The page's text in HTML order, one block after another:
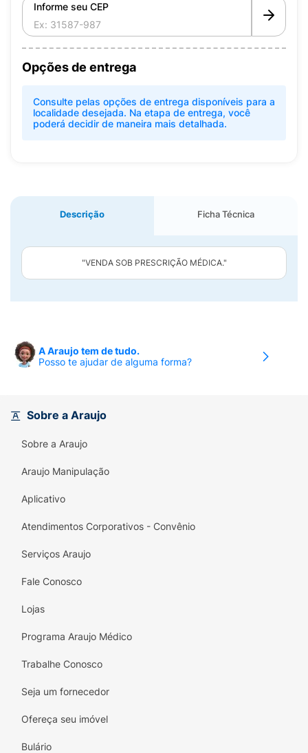
Informe seu CEP
Opções de entrega
Consulte pelas opções de entrega disponíveis para a
localidade desejada. Na etapa de entrega, você
poderá decidir de maneira mais detalhada.
Descrição Ficha Técnica
"VENDA SOB PRESCRIÇÃO MÉDICA."
A Araujo tem de tudo.
Posso te ajudar de alguma forma?
Sobre a Araujo
Sobre a Araujo
Araujo Manipulação
Aplicativo
Atendimentos Corporativos - Convênio
Serviços Araujo
Fale Conosco
Lojas
Programa Araujo Médico
Trabalhe Conosco
Seja um fornecedor
Ofereça seu imóvel
Bulário